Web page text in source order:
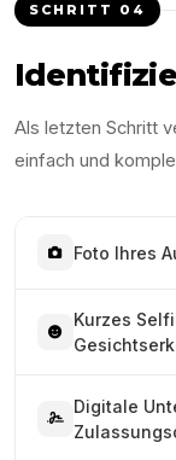
SCHRITT 04
Als letzten Schritt
einfach und
Foto Ihres
Kurzes
Digitale